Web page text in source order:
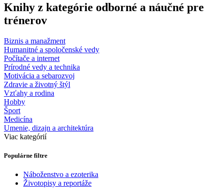
Knihy z kategórie odborné a náučné pre
trénerov
Biznis a manažment
Humanitné a spoločenské vedy
Počítače a internet
Prírodné vedy a technika
Motivácia a sebarozvoj
Zdravie a životný štýl
Vzťahy a rodina
Hobby
Šport
Medicína
Umenie, dizajn a architektúra
Viac kategórií
Populárne filtre
Náboženstvo a ezoterika
Životopisy a reportáže